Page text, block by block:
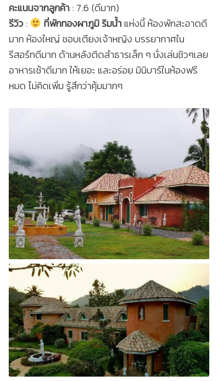
คะแนนจากลูกค้า: 7.6 (ดีมาก)
รีวิว: ที่พักทองผาภูมิ ริมน้ำแห่งนี้ ห้องพักสะอาดดี
มาก ห้องใหญ่ ชอบเตียงเจ้าหญิง บรรยากาศใน
รีสอร์ทดีมาก ด้านหลังติดลำธารเล็ก ๆ นั่งเล่นชิวๆเลย
อาหารเช้าดีมาก ให้เยอะ และอร่อย มินิบาร์ในห้องฟรี
หมด ไม่คิดเพิ่ม รู้สึกว่าคุ้มมากๆ